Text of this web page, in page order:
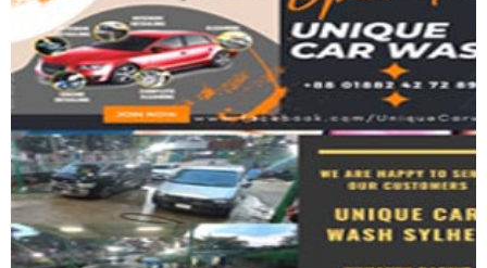
সিলেটে ৪৭ লাখ টাকার ভা'রতীয় পণ্য জ'ব্দ
শেখ হাসিনার বক্তব্য ঘিরে ফের উত্তপ্ত...